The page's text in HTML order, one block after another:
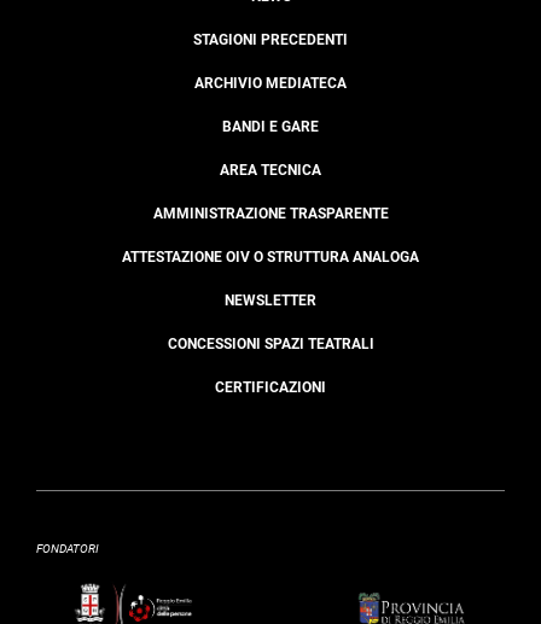
STAGIONI PRECEDENTI
ARCHIVIO MEDIATECA
BANDI E GARE
AREA TECNICA
AMMINISTRAZIONE TRASPARENTE
ATTESTAZIONE OIV O STRUTTURA ANALOGA
NEWSLETTER
CONCESSIONI SPAZI TEATRALI
CERTIFICAZIONI
FONDATORI